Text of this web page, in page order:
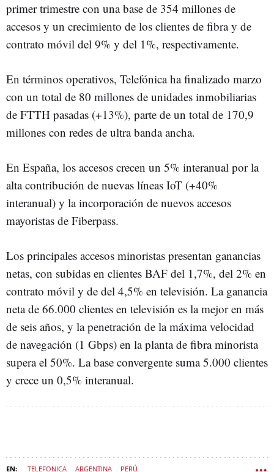
primer trimestre con una base de 354 millones de
accesos y un crecimiento de los clientes de fibra y de
contrato móvil del 9% y del 1%, respectivamente.
En términos operativos, Telefónica ha finalizado marzo
con un total de 80 millones de unidades inmobiliarias
de FTTH pasadas (+13%), parte de un total de 170,9
millones con redes de ultra banda ancha.
En España, los accesos crecen un 5% interanual por la
alta contribución de nuevas líneas IoT (+40%
interanual) y la incorporación de nuevos accesos
mayoristas de Fiberpass.
Los principales accesos minoristas presentan ganancias
netas, con subidas en clientes BAF del 1,7%, del 2% en
contrato móvil y de del 4,5% en televisión. La ganancia
neta de 66.000 clientes en televisión es la mejor en más
de seis años, y la penetración de la máxima velocidad
de navegación (1 Gbps) en la planta de fibra minorista
supera el 50%. La base convergente suma 5.000 clientes
y crece un 0,5% interanual.
TELEFONICA ARGENTINA PERÚ